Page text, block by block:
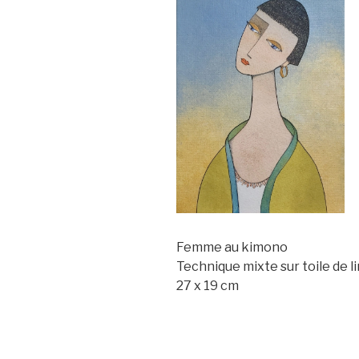
Femme au kimono
Technique mixte sur toile de
27 x 19 cm